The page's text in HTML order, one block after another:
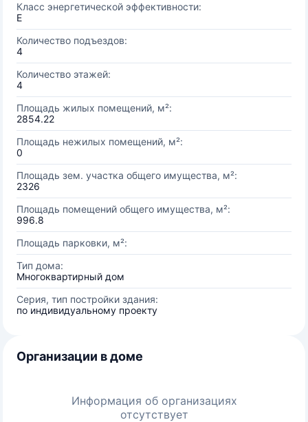
Класс энергетической эффективности:
E
Количество подъездов:
4
Количество этажей:
4
Площадь жилых помещений, м²:
2854.22
Площадь нежилых помещений, м²:
0
Площадь зем. участка общего имущества, м²:
2326
Площадь помещений общего имущества, м²:
996.8
Площадь парковки, м²:
Тип дома:
Многоквартирный дом
Серия, тип постройки здания:
по индивидуальному проекту
Организации в доме
Информация об организациях
отсутствует